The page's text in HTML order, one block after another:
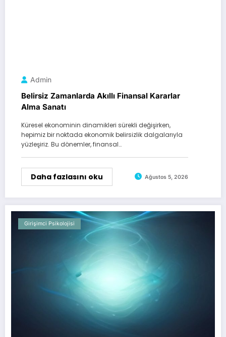
Admin
Belirsiz Zamanlarda Akıllı Finansal Kararlar
Alma Sanatı
Küresel ekonominin dinamikleri sürekli değişirken,
hepimiz bir noktada ekonomik belirsizlik dalgalarıyla
yüzleşiriz. Bu dönemler, finansal…
Daha fazlasını oku Ağustos 5, 2026
Girişimci Psikolojisi